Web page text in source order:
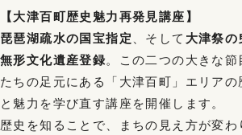
【大津百町歴史魅力再発見講座】
琵琶湖疏水の国宝指定
、そして 大津祭の
無形文化遺産登録。この二つの大きな
たちの足元にある「大津百町」エリアの
と魅力を学び直す講座を開催します。
歴史を知ることで、まちの見え方が変